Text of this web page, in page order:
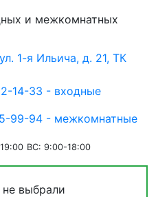
и межкомнатных
1-я Ильича, д. 21, ТК
14-33 - входные
99-94 - межкомнатные
ВС: 9:00-18:00
выбрали